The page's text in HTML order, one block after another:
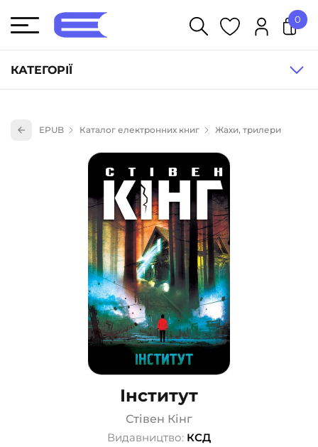
КАТЕГОРІЇ
Книги для дітей (835)
Книги для підлітків (240)
Науково-популярна література (1015)
Навчальна література та посібники (527)
Енциклопедії, довідники, словники (55)
Подарункові сертифікати (1)
0
EPUB Каталог електронних книг Жахи, трилери
Інститут
Стівен Кінг
Видавництво: КСД